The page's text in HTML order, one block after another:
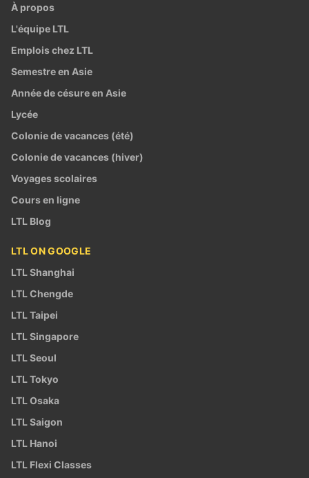
À propos
L'équipe LTL
Emplois chez LTL
Semestre en Asie
Année de césure en Asie
Lycée
Colonie de vacances (été)
Colonie de vacances (hiver)
Voyages scolaires
Cours en ligne
LTL Blog
LTL ON GOOGLE
LTL Shanghai
LTL Chengde
LTL Taipei
LTL Singapore
LTL Seoul
LTL Tokyo
LTL Osaka
LTL Saigon
LTL Hanoi
LTL Flexi Classes